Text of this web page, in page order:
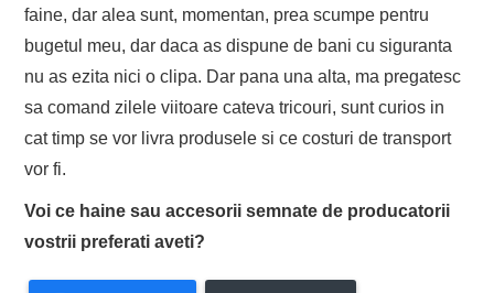
faine, dar alea sunt, momentan, prea scumpe pentru
bugetul meu, dar daca as dispune de bani cu siguranta
nu as ezita nici o clipa. Dar pana una alta, ma pregatesc
sa comand zilele viitoare cateva tricouri, sunt curios in
cat timp se vor livra produsele si ce costuri de transport
vor fi.
Voi ce haine sau accesorii semnate de producatorii
vostrii preferati aveti?